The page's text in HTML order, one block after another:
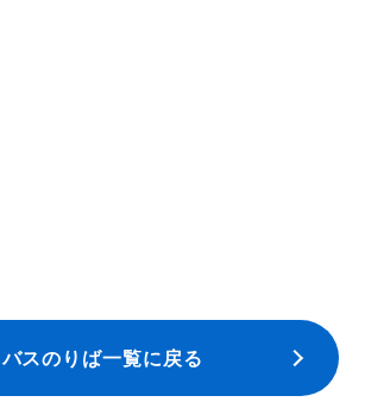
バスのりば一覧に戻る